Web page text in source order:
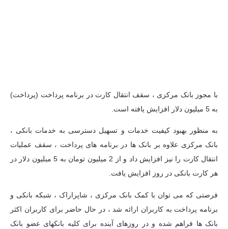
با مجوز بانک مرکزی ، سقف انتقال کارت در برنامه پرداخت (پرداخت)
به 5 میلیون دلار افزایش یافته است.
به منظور بهبود کیفیت خدمات و تسهیل دسترسی به خدمات بانکی ،
بانک مرکزی علاوه بر بانک ها در برنامه های پرداخت ، سقف عملیات
انتقال کارت را نیز افزایش داد و از 2 میلیون تومان به 5 میلیون دلار در
هر کارت بانکی در روز افزایش یافت.
فرصتی که می توان با کمک بانک مرکزی ، شاپراراک ، شبکه بانکی و
برنامه پرداخت به کاربران ارائه شد ، در حال حاضر برای کاربران اکثر
بانک ها فراهم شده و در روزهای آینده برای کلیه بانکهای عضو بانک